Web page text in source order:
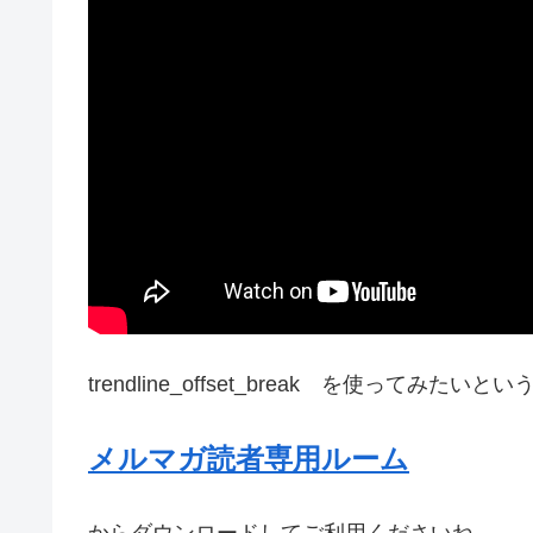
trendline_offset_break を使ってみたいとい
メルマガ読者専用ルーム